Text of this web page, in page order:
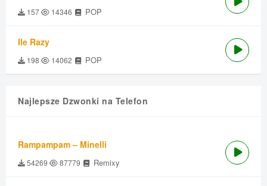
157 14346 POP
Ile Razy
198 14062 POP
Najlepsze Dzwonki na Telefon
Rampampam – Minelli
54269 87779 Remixy